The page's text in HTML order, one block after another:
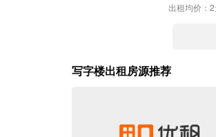
出租均价： 2
写字楼出租房源推荐